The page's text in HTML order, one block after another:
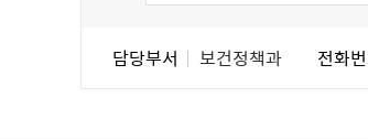
담당부서 보건정책과 전화